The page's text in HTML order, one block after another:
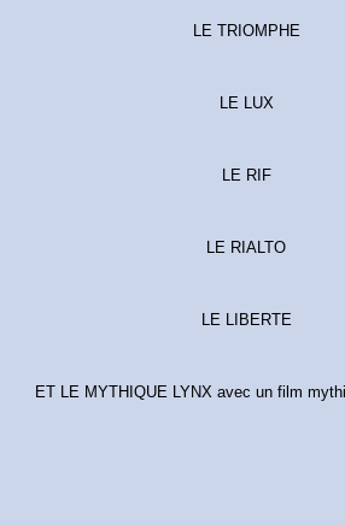
LE TRIOMPHE
LE LUX
LE RIF
LE RIALTO
LE LIBERTE
ET LE MYTHIQUE LYNX avec un film